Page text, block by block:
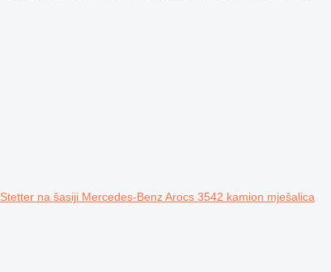
Stetter na šasiji Mercedes-Benz Arocs 3542 kamion mješalica